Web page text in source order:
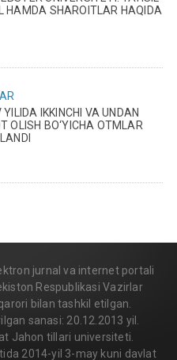
HAMDA SHAROITLAR HAQIDA
IKKINCHI VA UNDAN
OLISH BO‘YICHA OTMLAR
jurnal va internet portali
Respublikasi Vazirlar
bilan tashkil etilgan.
sanasi: 20.12.2013 yil.
Jahon tillari universiteti.
2014-yil 3-may kuni davlat